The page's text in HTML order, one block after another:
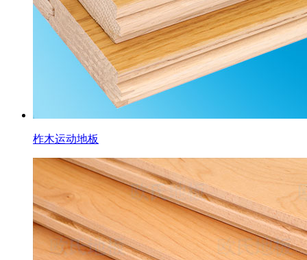
柞木运动地板